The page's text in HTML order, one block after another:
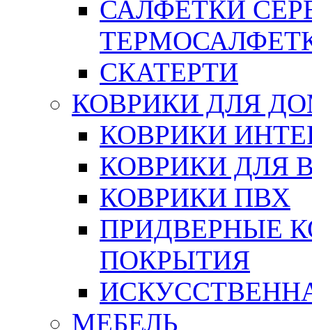
САЛФЕТКИ
СКАТЕРТИ
КОВРИКИ ДЛЯ
КОВРИКИ
КОВРИКИ ДЛЯ
КОВРИКИ ПВХ
ПРИДВЕРНЫЕ
ПОКРЫТИЯ
МЕБЕЛЬ